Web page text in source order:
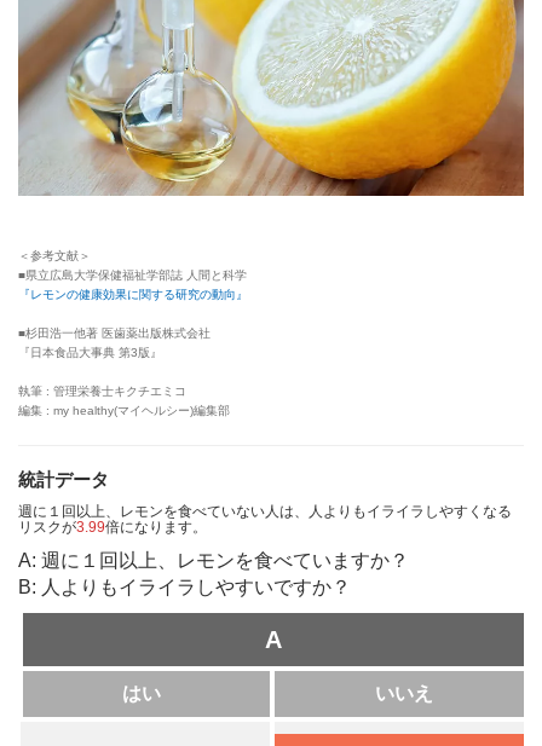
＜参考文献＞
■県立広島大学保健福祉学部誌 人間と科学
『レモンの健康効果に関する研究の動向』
■杉田浩一他著 医歯薬出版株式会社
『日本食品大事典 第3版』
執筆 : 管理栄養士キクチエミコ
編集 : my healthy(マイヘルシー)編集部
統計データ
週に１回以上、レモンを食べていない人は、人よりもイライラしやすくなる
リスクが3.99倍になります。
A: 週に１回以上、レモンを食べていますか？
B: 人よりもイライラしやすいですか？
A
はい いいえ